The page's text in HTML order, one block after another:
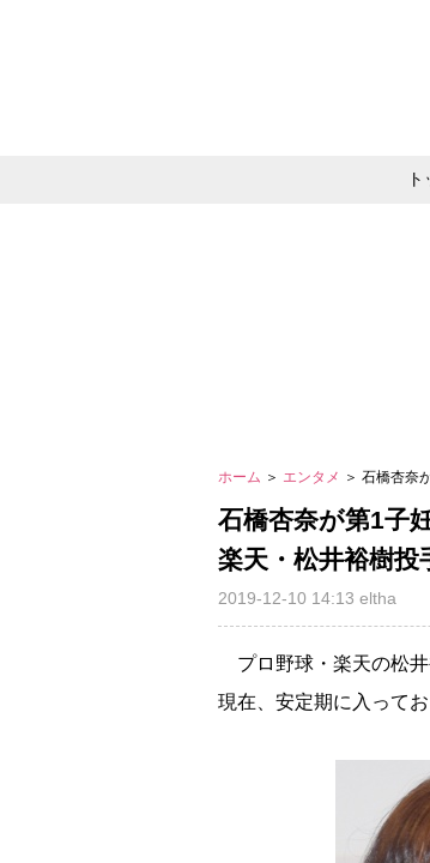
ホーム ＞ エンタメ ＞ 石橋杏奈
石橋杏奈が第1子
楽天・松井裕樹投
2019-12-10 14:13 eltha
プロ野球・楽天の松
現在、安定期に入って